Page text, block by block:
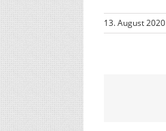
13. August 2020